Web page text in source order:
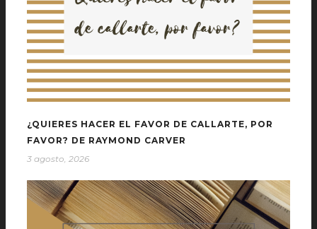
¿QUIERES HACER EL FAVOR DE CALLARTE, POR
FAVOR? DE RAYMOND CARVER
3 agosto, 2026